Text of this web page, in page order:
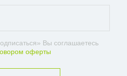
Вы соглашаетесь
оферты